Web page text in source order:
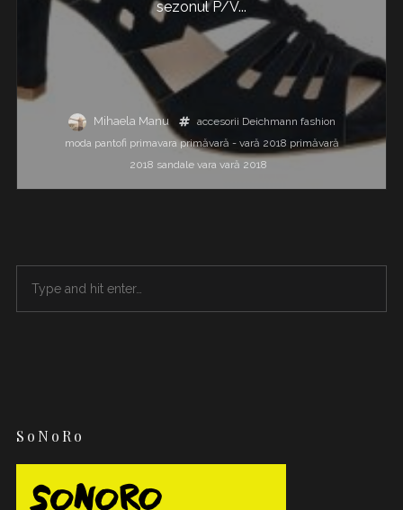
sezonul P/V...
Mihaela Manu accesorii Deichmann fashion
moda pantofi primavara primăvară - vară 2018 primăvară
2018 sandale vara vară 2018
SoNoRo